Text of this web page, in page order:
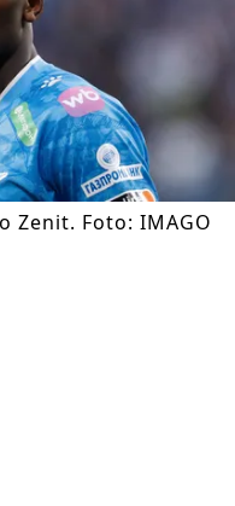
Zenit. Foto: IMAGO